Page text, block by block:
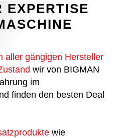
EXPERTISE
aller gängigen Hersteller
wir von BIGMAN
im
finden den besten Deal
wie